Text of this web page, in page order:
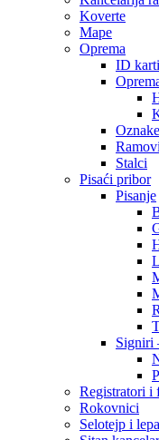
Koverte
Mape
Oprema
ID
Ramovi
Stalci
Pisaći pribor
Pisanje
Signiri
Registratori i
Rokovnici
Selotejp i